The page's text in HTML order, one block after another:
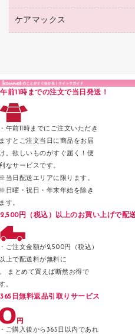
クリヤーブック（差替式）
クリヤーブック（固定式）
Ｚ式ファイル
２穴リフィル・２穴インデ
裁断機
印章用品
ラベル類
メンディングテープ
メッシュケース／ペンケー
フロアケース
ブックエンド／ブックスタ
パンチ
カウンター／お会計用品
高島屋（食品・飲料）
カウネットギフト（食品・
医療・介護用品（食品・飲
ケアマックス
午前11時までの注文で当日発送！
午前11時までにご注文いただき
すとご注文当日に商品をお届
。欲しいものがすぐ届く！便
なサービスです。
当日配送エリアに限ります。
日曜・祝日・年末年始を除き
す。
2,500円（税込）以上のお買い上げで配
ご注文金額が2,500円（税込）
上で配送料が無料に
まとめて買えば断然お得で
。
365日無料返品引取りサービス
ご購入後から365日以内であれ